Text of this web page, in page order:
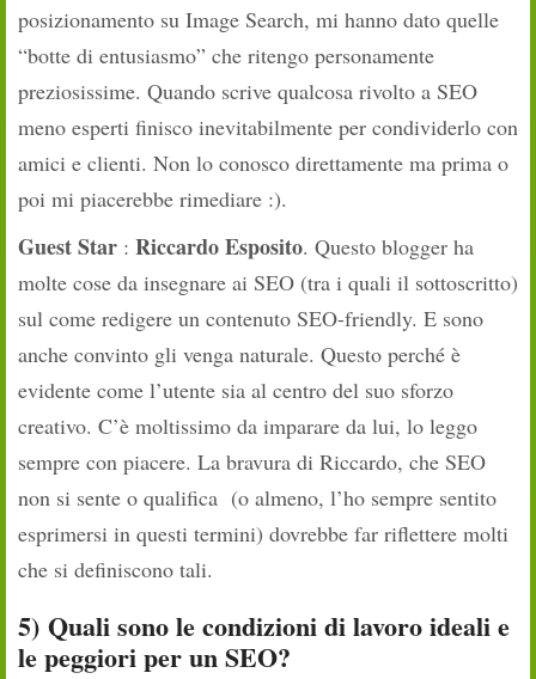
posizionamento su Image Search, mi hanno dato quelle
“botte di entusiasmo” che ritengo personamente
preziosissime. Quando scrive qualcosa rivolto a SEO
meno esperti finisco inevitabilmente per condividerlo con
amici e clienti. Non lo conosco direttamente ma prima o
poi mi piacerebbe rimediare :).
Guest Star : Riccardo Esposito. Questo blogger ha
molte cose da insegnare ai SEO (tra i quali il sottoscritto)
sul come redigere un contenuto SEO-friendly. E sono
anche convinto gli venga naturale. Questo perché è
evidente come l’utente sia al centro del suo sforzo
creativo. C’è moltissimo da imparare da lui, lo leggo
sempre con piacere. La bravura di Riccardo, che SEO
non si sente o qualifica (o almeno, l’ho sempre sentito
esprimersi in questi termini) dovrebbe far riflettere molti
che si definiscono tali.
5) Quali sono le condizioni di lavoro ideali e
le peggiori per un SEO?